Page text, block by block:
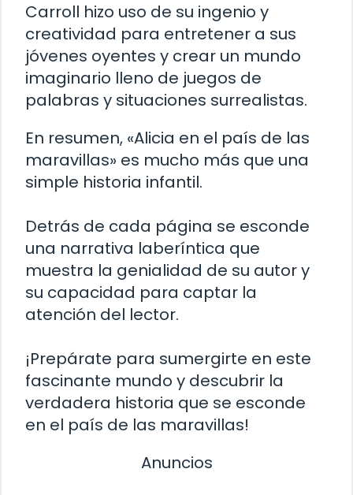
Carroll hizo uso de su ingenio y
creatividad para entretener a sus
jóvenes oyentes y crear un mundo
imaginario lleno de juegos de
palabras y situaciones surrealistas.
En resumen, «Alicia en el país de las
maravillas» es mucho más que una
simple historia infantil.
Detrás de cada página se esconde
una narrativa laberíntica que
muestra la genialidad de su autor y
su capacidad para captar la
atención del lector.
¡Prepárate para sumergirte en este
fascinante mundo y descubrir la
verdadera historia que se esconde
en el país de las maravillas!
Anuncios